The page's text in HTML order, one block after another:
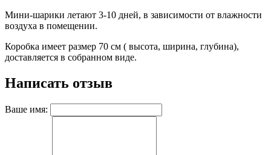
Мини-шарики летают 3-10 дней, в зависимости от влажности
воздуха в помещении.
Коробка имеет размер 70 см ( высота, ширина, глубина),
доставляется в собранном виде.
Написать отзыв
Ваше имя: